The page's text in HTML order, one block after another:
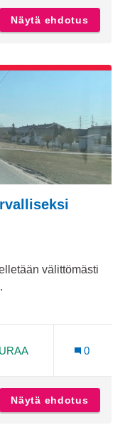
Näytä ehdotus
välittömästi
Halinen
0
Näytä ehdotus